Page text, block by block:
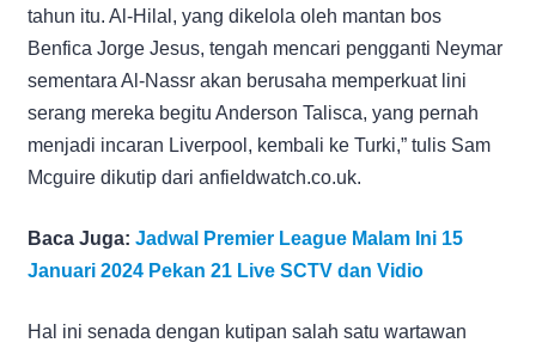
tahun itu. Al-Hilal, yang dikelola oleh mantan bos
Benfica Jorge Jesus, tengah mencari pengganti Neymar
sementara Al-Nassr akan berusaha memperkuat lini
serang mereka begitu Anderson Talisca, yang pernah
menjadi incaran Liverpool, kembali ke Turki,” tulis Sam
Mcguire dikutip dari anfieldwatch.co.uk.
Baca Juga: Jadwal Premier League Malam Ini 15
Januari 2024 Pekan 21 Live SCTV dan Vidio
Hal ini senada dengan kutipan salah satu wartawan